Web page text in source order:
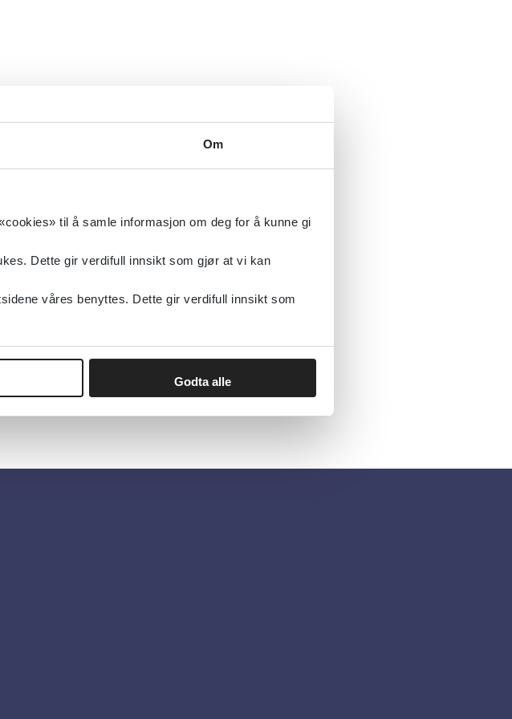
Om
til å samle informasjon om deg for å kunne gi
Dette gir verdifull innsikt som gjør at vi kan
våres benyttes. Dette gir verdifull innsikt som
Godta alle